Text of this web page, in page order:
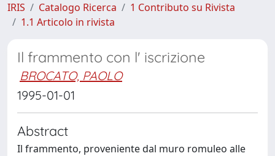
IRIS Catalogo Ricerca
1 Contributo su Rivista
1.1 Articolo in rivista
Il frammento con l' iscrizione
BROCATO, PAOLO
1995-01-01
Abstract
Il frammento, proveniente dal muro romuleo alle